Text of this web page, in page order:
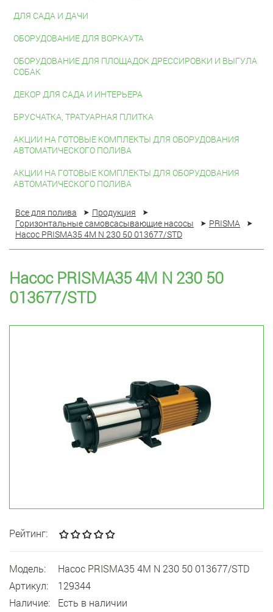
ДЛЯ САДА И ДАЧИ
ОБОРУДОВАНИЕ ДЛЯ ВОРКАУТА
ОБОРУДОВАНИЕ ДЛЯ ПЛОЩАДОК ДРЕССИРОВКИ И ВЫГУЛА
СОБАК
ДЕКОР ДЛЯ САДА И ИНТЕРЬЕРА
БРУСЧАТКА, ТРАТУАРНАЯ ПЛИТКА
АКЦИИ НА ГОТОВЫЕ КОМПЛЕКТЫ ДЛЯ ОБОРУДОВАНИЯ
АВТОМАТИЧЕСКОГО ПОЛИВА
АКЦИИ НА ГОТОВЫЕ КОМПЛЕКТЫ ДЛЯ ОБОРУДОВАНИЯ
АВТОМАТИЧЕСКОГО ПОЛИВА
Все для полива
Продукция
Горизонтальные самовсасывающие насосы
PRISMA
Насос PRISMA35 4M N 230 50 013677/STD
Насос PRISMA35 4M N 230 50
013677/STD
Рейтинг:
Модель:
Насос PRISMA35 4M N 230 50 013677/STD
Артикул:
129344
Наличие:
Есть в наличии